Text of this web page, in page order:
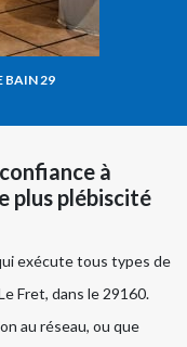
BAIN 29
à
plus plébiscité
exécute tous types de
Fret, dans le 29160.
au réseau, ou que